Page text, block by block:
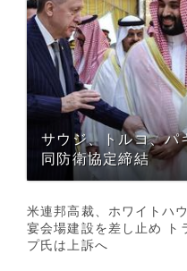
サウジ、トルコ、パ
同防衛協定締結
米連邦高裁、ホワイトハ
宴会場建設を差し止め ト
プ氏は上訴へ